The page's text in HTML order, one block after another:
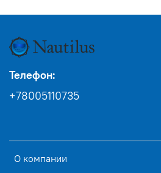
О компании
Телефон:
+78005110735